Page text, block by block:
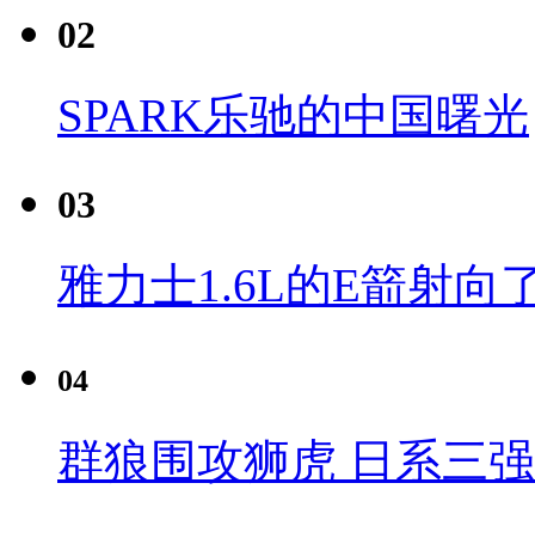
02
SPARK乐驰的中国曙光
03
雅力士1.6L的E箭射向
04
群狼围攻狮虎 日系三